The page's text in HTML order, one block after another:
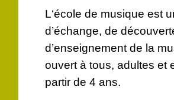
L‘école de musique est
d’échange, de
d’enseignement de la
ouvert à tous, adultes et
partir de 4 ans.